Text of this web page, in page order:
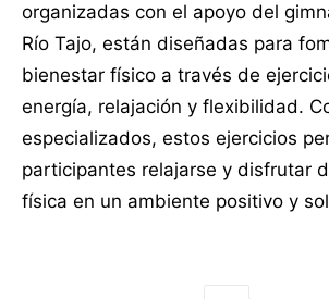
organizadas con el apoyo del
Río Tajo, están diseñadas para
bienestar físico a través de
energía, relajación y flexibilidad.
especializados, estos ejercicios
participantes relajarse y disfrutar
física en un ambiente positivo y